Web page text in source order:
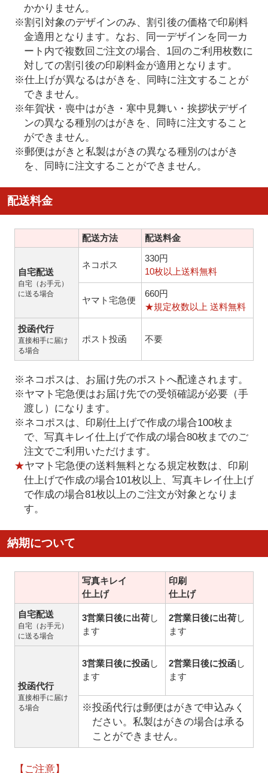
かかりません。
※割引対象のデザインのみ、割引後の価格で印刷料
金適用となります。なお、同一デザインを同一カ
ート内で複数回ご注文の場合、1回のご利用枚数に
対しての割引後の印刷料金が適用となります。
※仕上げが異なるはがきを、同時に注文することが
できません。
※年賀状・喪中はがき・寒中見舞い・挨拶状デザイ
ンの異なる種別のはがきを、同時に注文すること
ができません。
※郵便はがきと私製はがきの異なる種別のはがき
を、同時に注文することができません。
配送料金
配送方法 配送料金
自宅配送
自宅（お手元）
に送る場合
ネコポス
330円
10枚以上送料無料
ヤマト宅急便
660円
★規定枚数以上 送料無料
投函代行
直接相手に届け
る場合
ポスト投函 不要
※ネコポスは、お届け先のポストへ配達されます。
※ヤマト宅急便はお届け先での受領確認が必要（手
渡し）になります。
※ネコポスは、印刷仕上げで作成の場合100枚ま
で、写真キレイ仕上げで作成の場合80枚までのご
注文でご利用いただけます。
★ヤマト宅急便の送料無料となる規定枚数は、印刷
仕上げで作成の場合101枚以上、写真キレイ仕上げ
で作成の場合81枚以上のご注文が対象となりま
す。
納期について
写真キレイ
仕上げ
印刷
仕上げ
自宅配送
自宅（お手元）
に送る場合
3営業日後に出荷し
ます
2営業日後に出荷し
ます
投函代行
直接相手に届け
る場合
3営業日後に投函し
ます
2営業日後に投函し
ます
※投函代行は郵便はがきで申込みく
ださい。私製はがきの場合は承る
ことができません。
【ご注意】